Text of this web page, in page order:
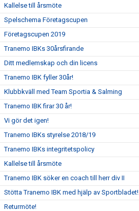
Kallelse till årsmöte
Spelschema Företagscupen
Företagscupen 2019
Tranemo IBKs 30årsfirande
Ditt medlemskap och din licens
Tranemo IBK fyller 30år!
Klubbkväll med Team Sportia & Salming
Tranemo IBK firar 30 år!
Vi gör det igen!
Tranemo IBKs styrelse 2018/19
Tranemo IBKs integritetspolicy
Kallelse till årsmöte
Tranemo IBK söker en coach till herr div II
Stötta Tranemo IBK med hjälp av Sportbladet!
Returmöte!